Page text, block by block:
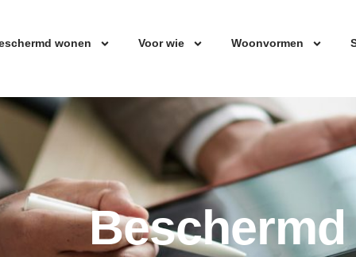
wonen Voor wie Woonvormen
Beschermd